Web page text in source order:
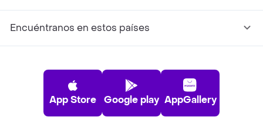
Encuéntranos en estos países
App Store Google play AppGallery